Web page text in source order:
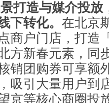
打造与媒介投放
下转化。 在北京
商户门店，打造
方新春元素，同
销团购券可享额
吸引大量用户到
京等核心商圈投